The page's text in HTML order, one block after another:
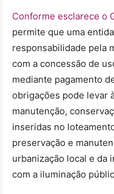
Conforme esclarece o
permite que uma
responsabilidade pela
com a concessão de
mediante pagamento
obrigações pode levar
manutenção,
inseridas no
preservação e
urbanização local e da
com a iluminação